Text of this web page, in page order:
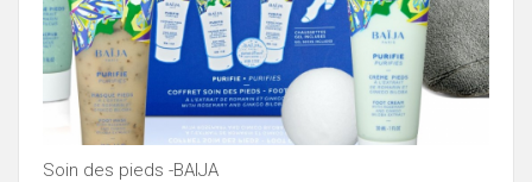
Soin des pieds -BAIJA